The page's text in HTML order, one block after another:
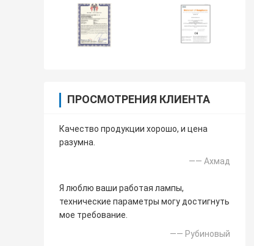
ПРОСМОТРЕНИЯ КЛИЕНТА
Качество продукции хорошо, и цена
разумна.
—— Ахмад
Я люблю ваши работая лампы,
технические параметры могу достигнуть
мое требование.
—— Рубиновый